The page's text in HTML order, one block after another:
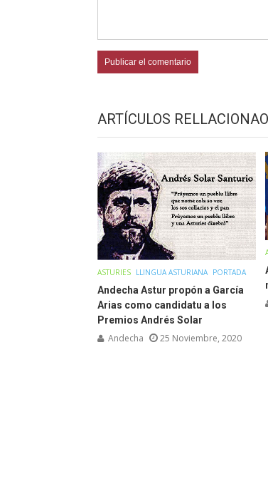
ARTÍCULOS
ASTURIES LLINGUA ASTURIANA PORTADA
Andecha Astur propón a García
Arias como candidatu a los
Premios Andrés Solar
Andecha 25 Noviembre, 2020